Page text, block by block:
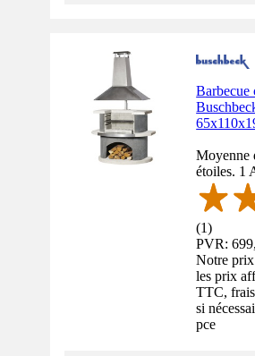
Barbecue
Moyenne
étoiles. 1
(1)
PVR:
Notre
les prix
TTC,
si
pce